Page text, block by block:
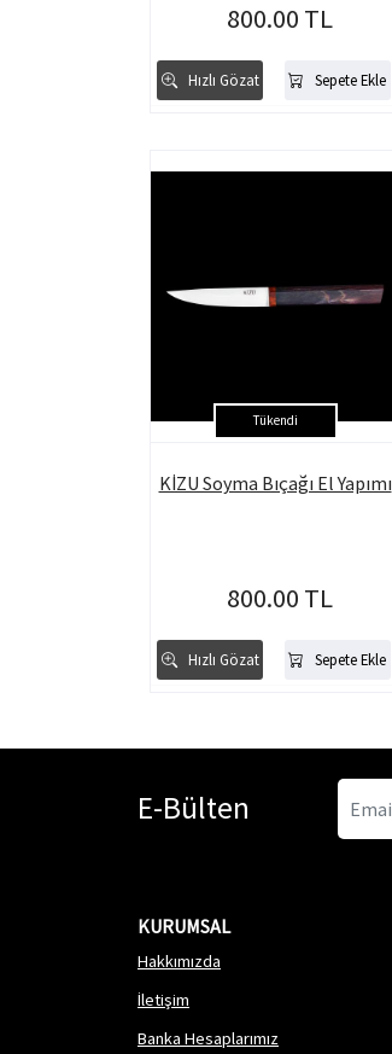
Hızlı Gözat Sepete Ekle
800.00 TL
Tükendi
Hızlı Gözat Sepete Ekle
KİZU Soyma Bıçağı El Yapımı
800.00 TL
E-Bülten
KURUMSAL
Hakkımızda
İletişim
Banka Hesaplarımız